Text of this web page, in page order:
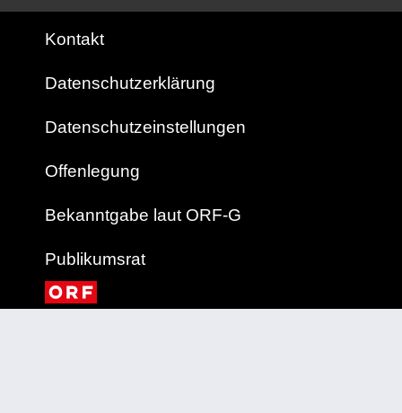
Kontakt
Datenschutzerklärung
Datenschutzeinstellungen
Offenlegung
Bekanntgabe laut ORF-G
Publikumsrat